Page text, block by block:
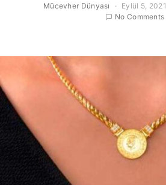
Mücevher Dünyası Eylül 5, 2021
No Comments